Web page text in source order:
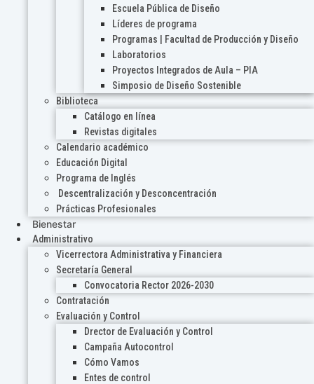
Escuela Pública de Diseño
Líderes de programa
Programas | Facultad de Producción y Diseño
Laboratorios
Proyectos Integrados de Aula – PIA
Simposio de Diseño Sostenible
Biblioteca
Catálogo en línea
Revistas digitales
Calendario académico
Educación Digital
Programa de Inglés
Descentralización y Desconcentración
Prácticas Profesionales
Bienestar
Administrativo
Vicerrectora Administrativa y Financiera
Secretaría General
Convocatoria Rector 2026-2030
Contratación
Evaluación y Control
Drector de Evaluación y Control
Campaña Autocontrol
Cómo Vamos
Entes de control